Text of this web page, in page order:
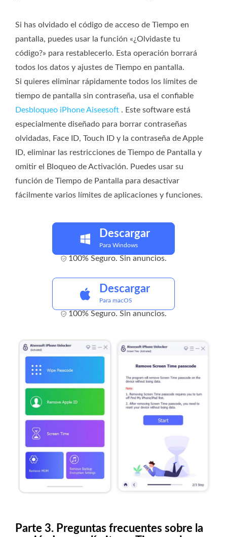
Si has olvidado el código de acceso de Tiempo en
pantalla, puedes usar la función «¿Olvidaste tu
código?» para restablecerlo. Esta operación borrará
todos los datos y ajustes de Tiempo en pantalla.
Si quieres eliminar rápidamente todos los límites de
tiempo de pantalla sin contraseña, usa el confiable
Desbloqueo iPhone Aiseesoft . Este software está
especialmente diseñado para borrar contraseñas
olvidadas, Face ID, Touch ID y la contraseña de Apple
ID, eliminar las restricciones de Tiempo de Pantalla y
omitir el Bloqueo de Activación. Puedes usar su
función de Tiempo de Pantalla para desactivar
fácilmente varios límites de aplicaciones y funciones.
Descargar
Para Windows
100% Seguro. Sin anuncios.
Descargar
Para macOS
100% Seguro. Sin anuncios.
Parte 3. Preguntas frecuentes sobre la